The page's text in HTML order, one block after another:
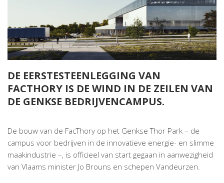
DE EERSTESTEENLEGGING VAN
FACTHORY IS DE WIND IN DE ZEILEN VAN
DE GENKSE BEDRIJVENCAMPUS.
De bouw van de FacThory op het Genkse Thor Park – de
campus voor bedrijven in de innovatieve energie- en slimme
maakindustrie –, is officieel van start gegaan in aanwezigheid
van Vlaams minister Jo Brouns en schepen Vandeurzen.